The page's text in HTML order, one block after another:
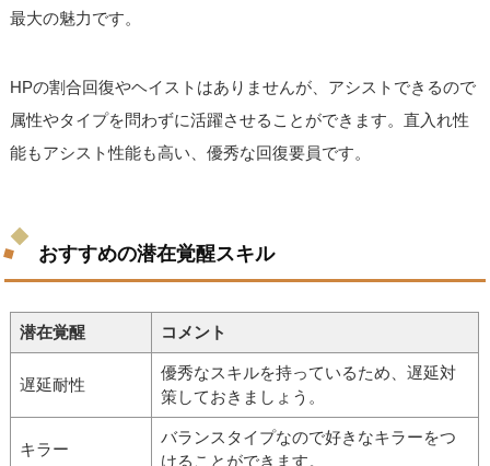
最大の魅力です。
HPの割合回復やヘイストはありませんが、アシストできるので
属性やタイプを問わずに活躍させることができます。直入れ性
能もアシスト性能も高い、優秀な回復要員です。
おすすめの潜在覚醒スキル
潜在覚醒 コメント
遅延耐性
優秀なスキルを持っているため、遅延対
策しておきましょう。
キラー
バランスタイプなので好きなキラーをつ
けることができます。